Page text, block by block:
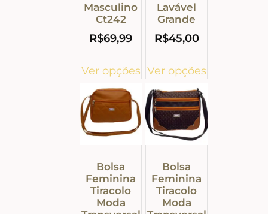
Masculino
Ct242
R$69,99
Ver opções
Lavável
Grande
R$45,00
Ver opções
Bolsa
Feminina
Tiracolo
Moda
Bolsa
Feminina
Tiracolo
Moda